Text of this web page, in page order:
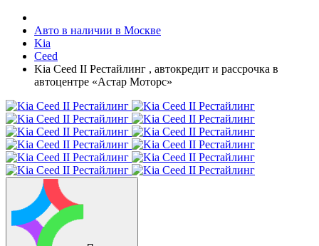
Авто в наличии в Москве
Kia
Ceed
Kia Ceed II Рестайлинг , автокредит и рассрочка в
автоцентре «Астар Моторс»